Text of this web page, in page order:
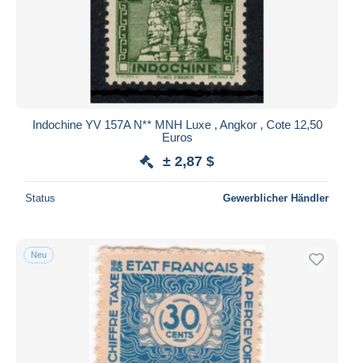
Indochine YV 157A N** MNH Luxe , Angkor , Cote 12,50
Euros
± 2,87 $
Status Gewerblicher Händler
Neu